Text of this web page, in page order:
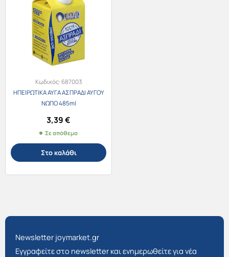
Κωδικός:687003
ΗΠΕΙΡΩΤΙΚΑ ΑΥΓΑ ΑΣΠΡΑΔΙ ΑΥΓΟΥ
ΝΩΠΟ 485ml
3,39€
Σε απόθεμα
Στο καλάθι
Newsletter joymarket.gr
Εγγραφείτε στο newsletter και ενημερωθείτε για νέα